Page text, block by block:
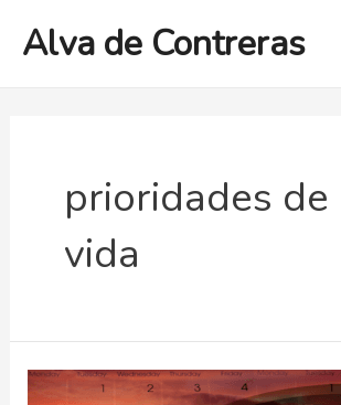
Alva de Contreras
prioridades de
vida